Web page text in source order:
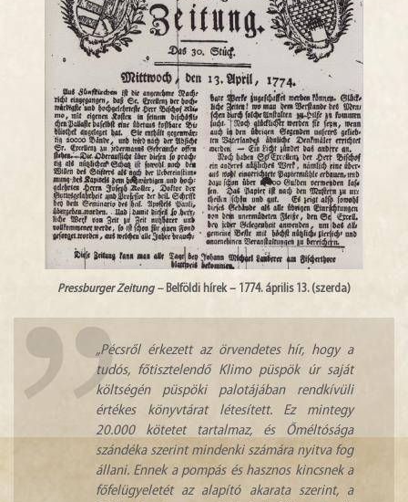
Pressburger Zeitung – Belföldi hírek – 1774. április 13. (szerda)
„Pécsről érkezett az örvendetes hír, hogy a
tudós, főtisztelendő Klimo püspök úr saját
költségén püspöki palotájában rendkívüli
értékes könyvtárat létesített. Ez mintegy
20.000 kötetet tartalmaz, és Őméltósága
szándéka szerint mindenki számára nyitva fog
állani. Ennek a pompás és hasznos kincsnek a
főfelügyeletét az alapító akarata szerint, a